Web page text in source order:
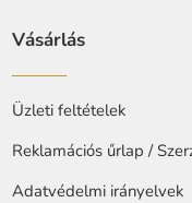
Vásárlás
Üzleti feltételek
Reklamációs űrlap /
Adatvédelmi irányelvek